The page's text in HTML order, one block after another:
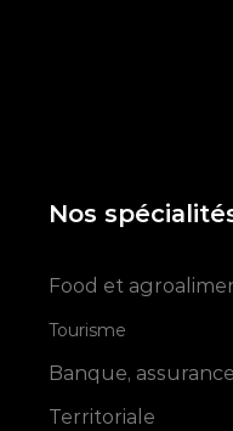
Nos
Food et
Tourisme
Banque,
Territoriale